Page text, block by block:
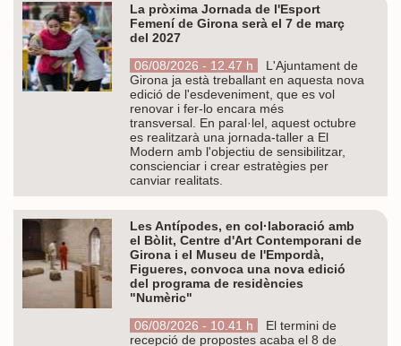
La pròxima Jornada de l'Esport
Femení de Girona serà el 7 de març
del 2027
06/08/2026 - 12.47 h
L'Ajuntament de
Girona ja està treballant en aquesta nova
edició de l'esdeveniment, que es vol
renovar i fer-lo encara més
transversal. En paral·lel, aquest octubre
es realitzarà una jornada-taller a El
Modern amb l'objectiu de sensibilitzar,
conscienciar i crear estratègies per
canviar realitats.
Les Antípodes, en col·laboració amb
el Bòlit, Centre d'Art Contemporani de
Girona i el Museu de l'Empordà,
Figueres, convoca una nova edició
del programa de residències
"Numèric"
06/08/2026 - 10.41 h
El termini de
recepció de propostes acaba el 8 de